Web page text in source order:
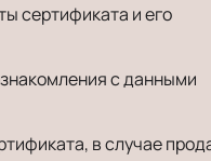
сертификата и его
с данными
в случае